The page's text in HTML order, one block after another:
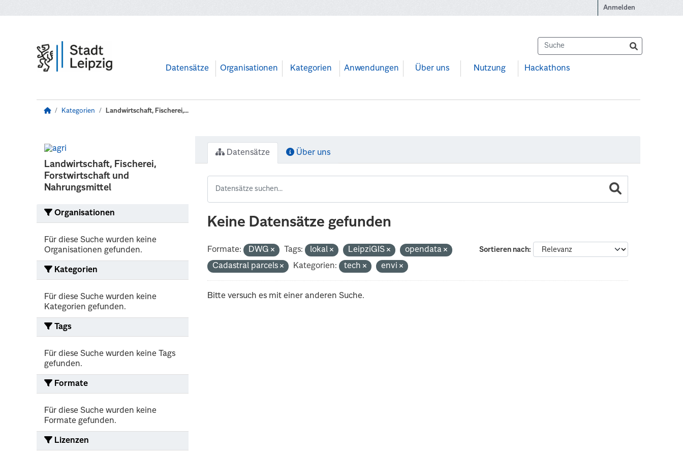
Anmelden
Datensätze Organisationen Kategorien Anwendungen Über uns Nutzung Hackathons
Kategorien Landwirtschaft, Fischerei,...
Landwirtschaft, Fischerei,
Forstwirtschaft und
Nahrungsmittel
Organisationen
Für diese Suche wurden keine
Organisationen gefunden.
Kategorien
Für diese Suche wurden keine
Kategorien gefunden.
Tags
Für diese Suche wurden keine Tags
gefunden.
Formate
Für diese Suche wurden keine
Formate gefunden.
Lizenzen
Datensätze Über uns
Keine Datensätze gefunden
Sortieren nach
Formate: DWG Tags: lokal LeipziGIS
opendata
Cadastral parcels
Kategorien: tech envi
Bitte versuch es mit einer anderen Suche.